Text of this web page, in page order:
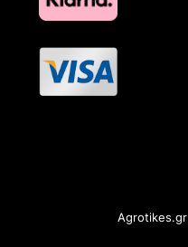
Agrotikes.gr